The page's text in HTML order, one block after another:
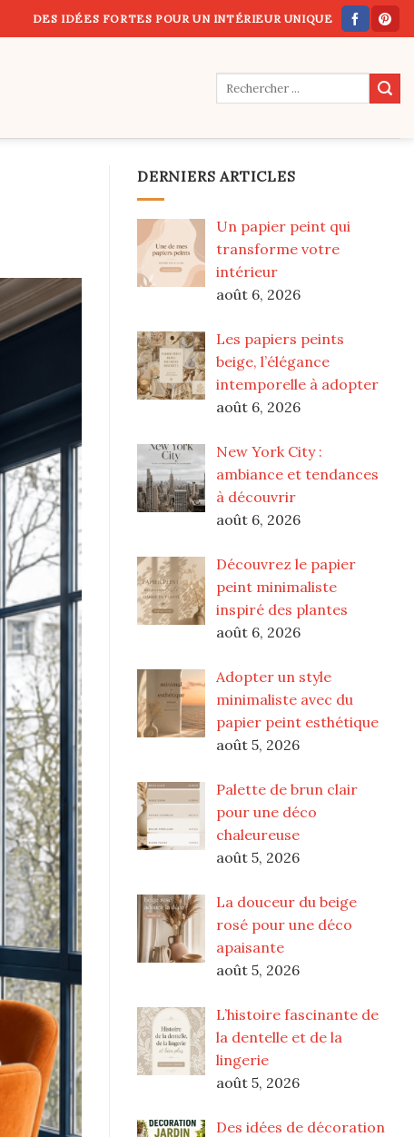
DES IDÉES FORTES POUR UN INTÉRIEUR UNIQUE
DERNIERS ARTICLES
Un papier peint qui
transforme votre
intérieur
août 6, 2026
Les papiers peints
beige, l’élégance
intemporelle à adopter
août 6, 2026
New York City :
ambiance et tendances
à découvrir
août 6, 2026
Découvrez le papier
peint minimaliste
inspiré des plantes
août 6, 2026
Adopter un style
minimaliste avec du
papier peint esthétique
août 5, 2026
Palette de brun clair
pour une déco
chaleureuse
août 5, 2026
La douceur du beige
rosé pour une déco
apaisante
août 5, 2026
L’histoire fascinante de
la dentelle et de la
lingerie
août 5, 2026
Des idées de décoration